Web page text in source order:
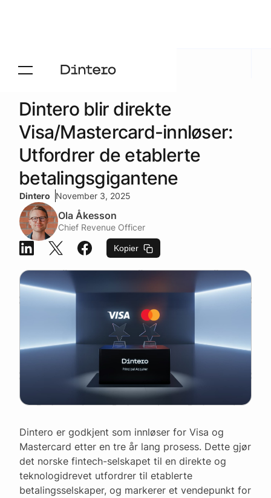
Aktuelt Presse
Dintero blir direkte
Visa/Mastercard-innløser:
Utfordrer de etablerte
betalingsgigantene
Dintero November 3, 2025
Ola Åkesson
Chief Revenue Officer
Kopier
Dintero er godkjent som innløser for Visa og
Mastercard etter en tre år lang prosess. Dette gjør
det norske fintech-selskapet til en direkte og
teknologidrevet utfordrer til etablerte
betalingsselskaper, og markerer et vendepunkt for